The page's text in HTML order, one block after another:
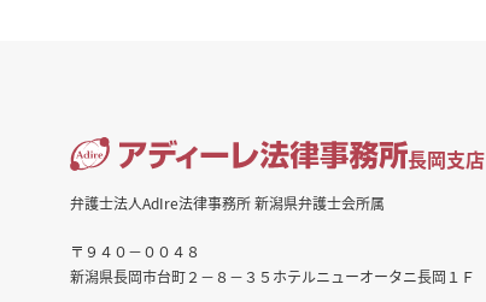
長岡支店
弁護士法人AdIre法律事務所 新潟県弁護士会所属
〒９４０－００４８
新潟県長岡市台町２－８－３５ホテルニューオータニ長岡１Ｆ